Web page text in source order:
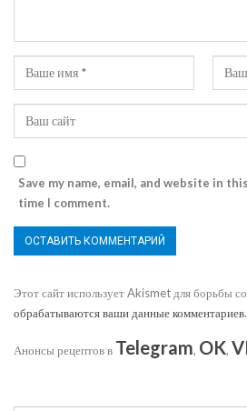
Save my name, email, and website in
time I comment.
Этот сайт использует Akismet для борьбы
обрабатываются ваши данные комментариев.
Анонсы рецептов в Telegram, OK,